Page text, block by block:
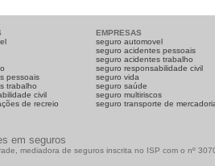
pessoais
trabalho
civil
de recreio
EMPRESAS
seguro automovel
seguro acidentes pessoais
seguro acidentes trabalho
seguro responsabilidade civil
seguro vida
seguro saúde
seguro multiriscos
seguro transporte de
em seguros
mediadora de seguros inscrita no ISP com o nº